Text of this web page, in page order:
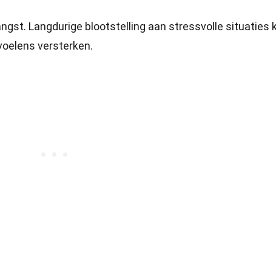
Langdurige blootstelling aan stressvolle situaties
versterken.